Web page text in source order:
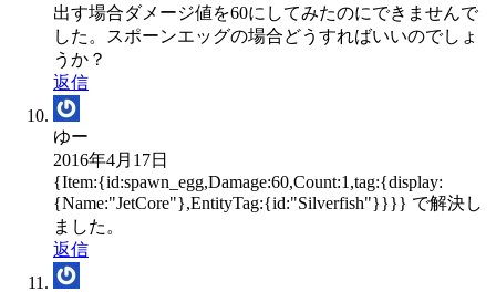
出す場合ダメージ値を60にしてみたのにできませんで
した。スポーンエッグの場合どうすればいいのでしょ
うか？
返信
ゆー
2016年4月17日
{Item:{id:spawn_egg,Damage:60,Count:1,tag:{display:
{Name:"JetCore"},EntityTag:{id:"Silverfish"}}}} で解決し
ました。
返信